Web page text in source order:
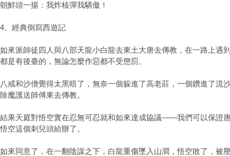
朝鮮頭一揚：我炸核彈我驕傲！
4、經典倒寫西遊記
如來派師徒四人與八部天龍小白龍去東土大唐去傳教，在一路上遇
都是有後臺的，無論怎麼作惡都不受懲罰。
八戒和沙僧覺得太黑暗了，無奈一個躲進了高老莊，一個鑽進了流
除魔護送師傅東去傳教。
結果天庭對悟空實在忍無可忍就和如來達成協議——我們可以保證
悟空這個刺兒頭給辦了。
如來同意了，在一翻陰謀之下，白龍重傷墜入山澗，悟空敗了，被